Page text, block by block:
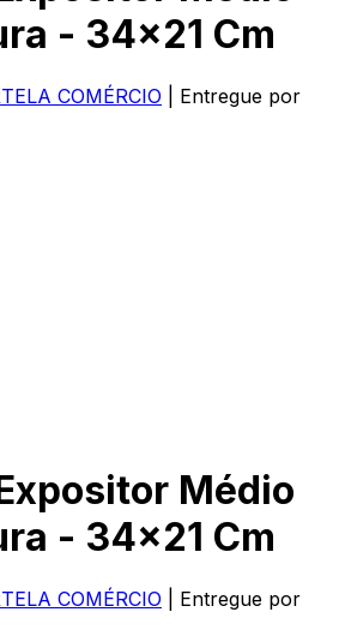
- 34x21 Cm
COMÉRCIO
| Entregue por
Médio
- 34x21 Cm
COMÉRCIO
| Entregue por